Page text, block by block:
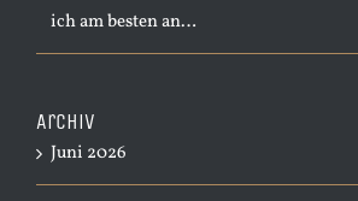
ich am besten an…
Archiv
Juni 2026